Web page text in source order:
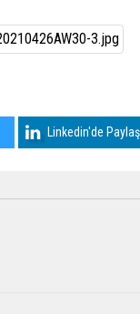
Linkedin'de Paylaş